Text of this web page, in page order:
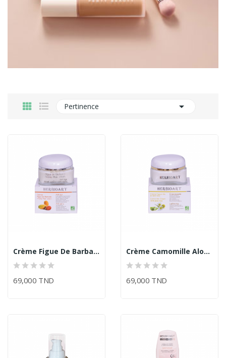
Pertinence 
Crème Figue De Barbarie/Herbioart
69,000 TND
Crème Camomille Aloé Véra/Herbioart
69,000 TND